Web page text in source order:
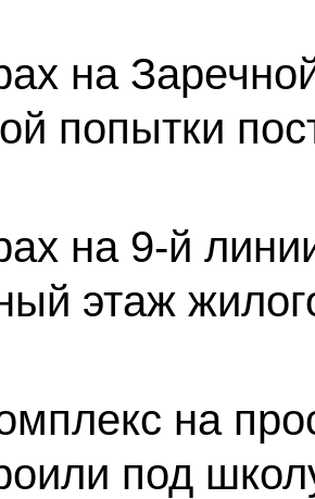
на
попытки
на 9-й
этаж
на
под